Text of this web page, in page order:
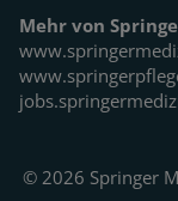
Mehr von
© 2026 Springer